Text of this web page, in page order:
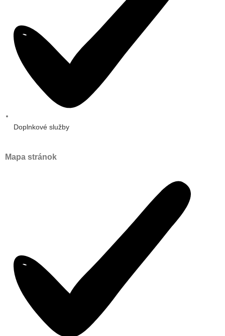
Doplnkové služby
Mapa stránok